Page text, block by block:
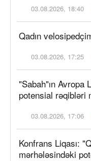
03.08.2026, 18:40
Qadın
03.08.2026, 17:25
"Sabah"ın Avropa
potensial rəqibləri
03.08.2026, 17:06
Konfrans Liqası:
mərhələsindəki